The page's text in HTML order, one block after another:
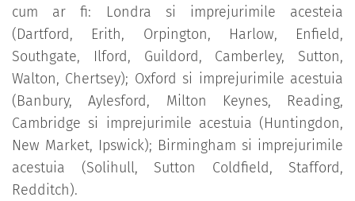
cum ar fi: Londra si imprejurimile acesteia
(Dartford, Erith, Orpington, Harlow, Enfield,
Southgate, Ilford, Guildord, Camberley, Sutton,
Walton, Chertsey); Oxford si imprejurimile acestuia
(Banbury, Aylesford, Milton Keynes, Reading,
Cambridge si imprejurimile acestuia (Huntingdon,
New Market, Ipswick); Birmingham si imprejurimile
acestuia (Solihull, Sutton Coldfield, Stafford,
Redditch).